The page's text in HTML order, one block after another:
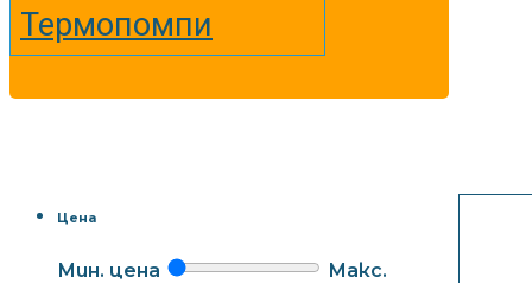
Термопомпи
Цена
Мин. цена
Макс.